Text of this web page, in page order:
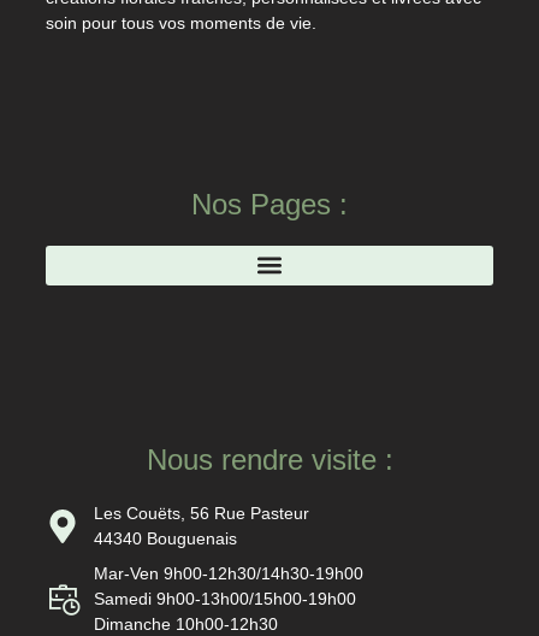
soin pour tous vos moments de vie.
Nos Pages :
Nous rendre visite :
Les Couëts, 56 Rue Pasteur
44340 Bouguenais
Mar-Ven 9h00-12h30/14h30-19h00
Samedi 9h00-13h00/15h00-19h00
Dimanche 10h00-12h30